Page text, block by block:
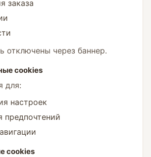
заказа
отключены через баннер.
cookies
для:
настроек
предпочтений
cookies